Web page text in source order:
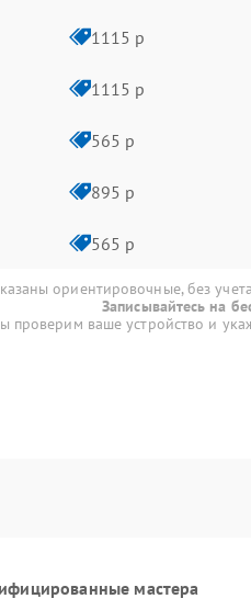
1115 р
1115 р
565 р
895 р
565 р
ориентировочные, без
Записывайтесь на
проверим ваше устройство и
мастера